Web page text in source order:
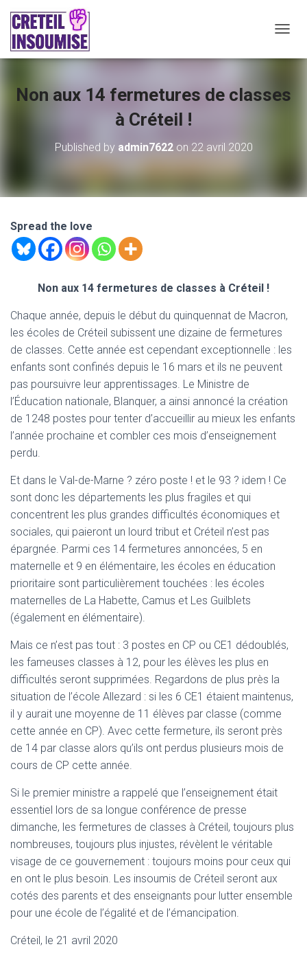
I
R
T
N
Non aux 14 fermetures de classes
à Créteil !
Published by admin7622on 22 avril 2020
Spread the love
Non aux 14 fermetures de classes à Créteil !
Chaque année, depuis le début du quinquennat de Macron,
les écoles de Créteil subissent une dizaine de fermetures
de classes. Cette année est cependant exceptionnelle : les
enfants sont confinés depuis le 16 mars et ils ne peuvent
pas poursuivre leur apprentissages. Le Ministre de
l’Éducation nationale, Blanquer, a ainsi annoncé la création
de 1248 postes pour tenter d’accueillir au mieux les enfants
l’année prochaine et combler ces mois d’enseignement
perdu.
Et dans le Val-de-Marne ? zéro poste ! et le 93 ? idem ! Ce
sont donc les départements les plus fragiles et qui
concentrent les plus grandes difficultés économiques et
sociales, qui paieront un lourd tribut et Créteil n’est pas
épargnée. Parmi ces 14 fermetures annoncées, 5 en
maternelle et 9 en élémentaire, les écoles en éducation
prioritaire sont particulièrement touchées : les écoles
maternelles de La Habette, Camus et Les Guilblets
(également en élémentaire).
Mais ce n’est pas tout : 3 postes en CP ou CE1 dédoublés,
les fameuses classes à 12, pour les élèves les plus en
difficultés seront supprimées. Regardons de plus près la
situation de l’école Allezard : si les 6 CE1 étaient maintenus,
il y aurait une moyenne de 11 élèves par classe (comme
cette année en CP). Avec cette fermeture, ils seront près
de 14 par classe alors qu’ils ont perdus plusieurs mois de
cours de CP cette année.
Si le premier ministre a rappelé que l’enseignement était
essentiel lors de sa longue conférence de presse
dimanche, les fermetures de classes à Créteil, toujours plus
nombreuses, toujours plus injustes, révèlent le véritable
visage de ce gouvernement : toujours moins pour ceux qui
en ont le plus besoin. Les insoumis de Créteil seront aux
cotés des parents et des enseignants pour lutter ensemble
pour une école de l’égalité et de l’émancipation.
Créteil, le 21 avril 2020